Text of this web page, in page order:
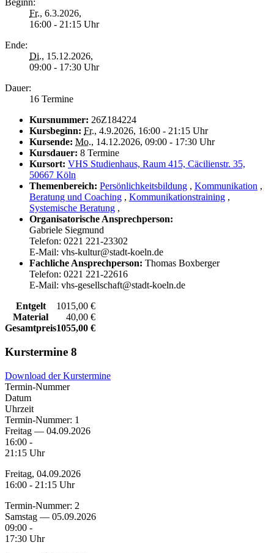
Beginn:
Fr., 6.3.2026,
16:00 - 21:15 Uhr
Ende:
Di., 15.12.2026,
09:00 - 17:30 Uhr
Dauer:
16 Termine
Kursnummer: 26Z184224
Kursbeginn: Fr., 4.9.2026, 16:00 - 21:15 Uhr
Kursende: Mo., 14.12.2026, 09:00 - 17:30 Uhr
Kursdauer: 8 Termine
Kursort: VHS Studienhaus, Raum 415, Cäcilienstr. 35,
50667 Köln
Themenbereich: Persönlichkeitsbildung , Kommunikation ,
Beratung und Coaching , Kommunikationstraining ,
Systemische Beratung ,
Organisatorische Ansprechperson:
Gabriele Siegmund
Telefon: 0221 221-23302
E-Mail: vhs-kultur@stadt-koeln.de
Fachliche Ansprechperson: Thomas Boxberger
Telefon: 0221 221-22616
E-Mail: vhs-gesellschaft@stadt-koeln.de
Entgelt
1015,00 €
Material
40,00 €
Gesamtpreis1055,00 €
Kurstermine 8
Download der Kurstermine
Termin-Nummer
Datum
Uhrzeit
Termin-Nummer: 1
Freitag — 04.09.2026
16:00 -
21:15 Uhr
Freitag, 04.09.2026
16:00 - 21:15 Uhr
Termin-Nummer: 2
Samstag — 05.09.2026
09:00 -
17:30 Uhr